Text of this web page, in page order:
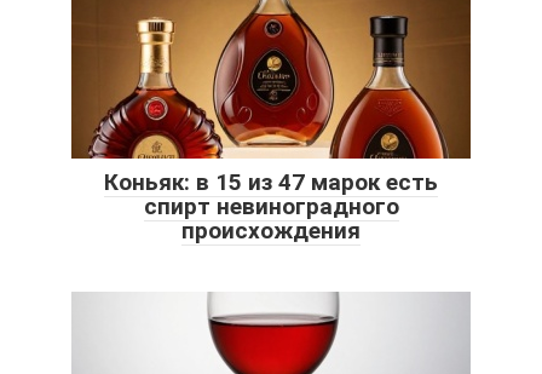
Коньяк: в 15 из 47 марок есть
спирт невиноградного
происхождения